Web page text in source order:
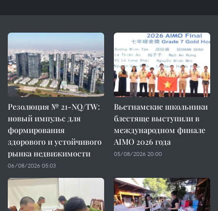
Резолюция № 21-NQ/TW:
новый импульс для
формирования
здорового и устойчивого
рынка недвижимости
06/08/2026 05:03
Вьетнамские школьники
блестяще выступили в
международном финале
AIMO 2026 года
05/08/2026 20:00